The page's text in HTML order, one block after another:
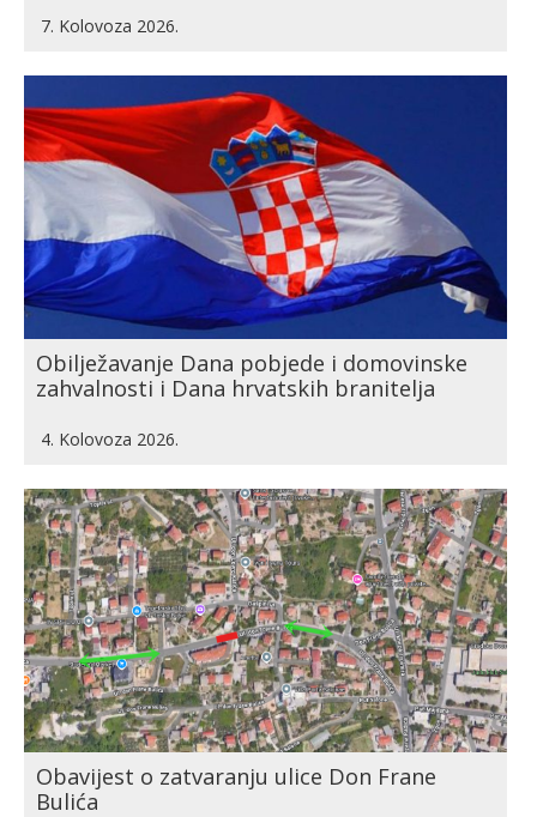
7. Kolovoza 2026.
Obilježavanje Dana pobjede i domovinske
zahvalnosti i Dana hrvatskih branitelja
4. Kolovoza 2026.
Obavijest o zatvaranju ulice Don Frane
Bulića